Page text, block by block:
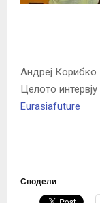
Андреј Корибко
Целото
Eurasiafuture
Сподели